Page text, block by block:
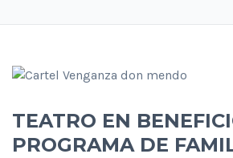
TEATRO EN
PROGRAMA DE